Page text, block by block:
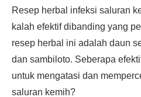
Resep herbal infeksi saluran
kalah efektif dibanding yang
resep herbal ini adalah daun
dan sambiloto. Seberapa
untuk mengatasi dan
saluran kemih?